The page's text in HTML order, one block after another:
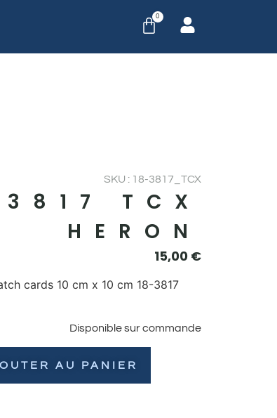
0
SKU : 18-3817_TCX
TCX
HERON
15,00 €
cards 10 cm x 10 cm 18-3817
Disponible sur commande
AU PANIER